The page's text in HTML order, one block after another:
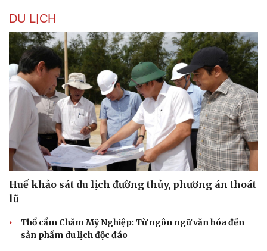
DU LỊCH
Huế khảo sát du lịch đường thủy, phương án thoát
lũ
Thổ cẩm Chăm Mỹ Nghiệp: Từ ngôn ngữ văn hóa đến
sản phẩm du lịch độc đáo